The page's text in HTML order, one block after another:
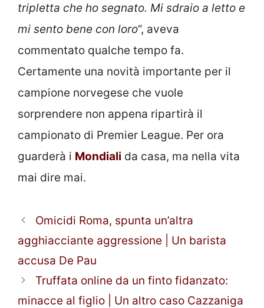
tripletta che ho segnato. Mi sdraio a letto e
mi sento bene con loro“, aveva
commentato qualche tempo fa.
Certamente una novità importante per il
campione norvegese che vuole
sorprendere non appena ripartirà il
campionato di Premier League. Per ora
guarderà i Mondiali da casa, ma nella vita
mai dire mai.
Omicidi Roma, spunta un’altra
agghiacciante aggressione | Un barista
accusa De Pau
Truffata online da un finto fidanzato:
minacce al figlio | Un altro caso Cazzaniga